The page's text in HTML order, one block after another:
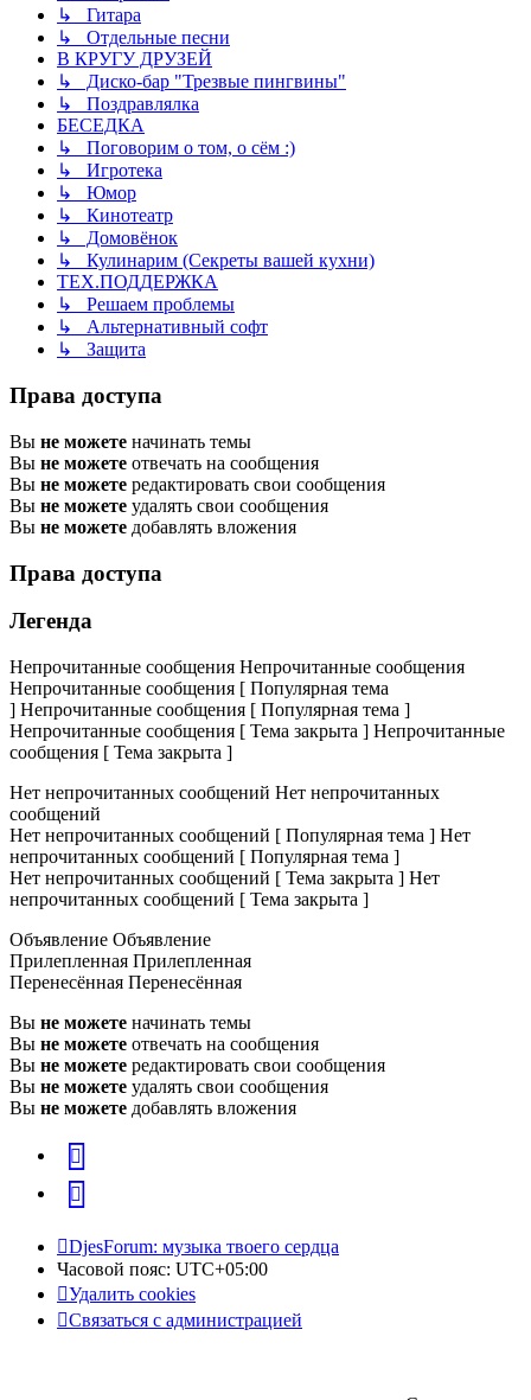
↳ Гитара
↳ Отдельные песни
В КРУГУ ДРУЗЕЙ
↳ Диско-бар "Трезвые пингвины"
↳ Поздравлялка
БЕСЕДКА
↳ Поговорим о том, о сём :)
↳ Игротека
↳ Юмор
↳ Кинотеатр
↳ Домовёнок
↳ Кулинарим (Секреты вашей кухни)
ТЕХ.ПОДДЕРЖКА
↳ Решаем проблемы
↳ Альтернативный софт
↳ Защита
Права доступа
Вы не можете начинать темы
Вы не можете отвечать на сообщения
Вы не можете редактировать свои сообщения
Вы не можете удалять свои сообщения
Вы не можете добавлять вложения
Права доступа
Легенда
Непрочитанные сообщения Непрочитанные сообщения
Непрочитанные сообщения [ Популярная тема
] Непрочитанные сообщения [ Популярная тема ]
Непрочитанные сообщения [ Тема закрыта ] Непрочитанные
сообщения [ Тема закрыта ]
Нет непрочитанных сообщений Нет непрочитанных
сообщений
Нет непрочитанных сообщений [ Популярная тема ] Нет
непрочитанных сообщений [ Популярная тема ]
Нет непрочитанных сообщений [ Тема закрыта ] Нет
непрочитанных сообщений [ Тема закрыта ]
Объявление Объявление
Прилепленная Прилепленная
Перенесённая Перенесённая
Вы не можете начинать темы
Вы не можете отвечать на сообщения
Вы не можете редактировать свои сообщения
Вы не можете удалять свои сообщения
Вы не можете добавлять вложения
vk
Telegram
DjesForum: музыка твоего сердца
Часовой пояс: UTC+05:00
Удалить cookies
Связаться с администрацией